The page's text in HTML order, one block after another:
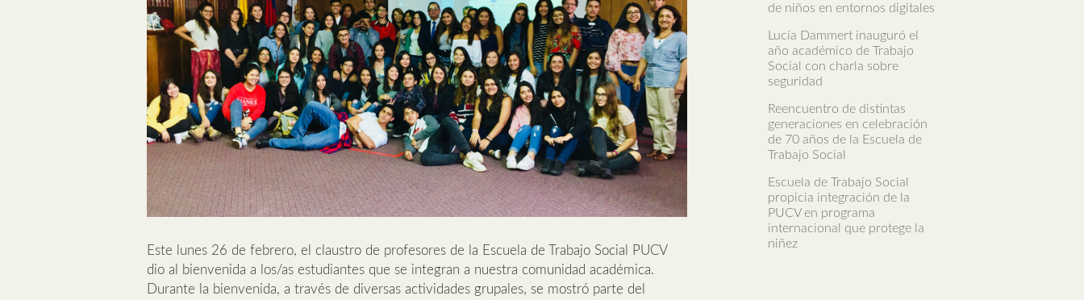
Este lunes 26 de febrero, el claustro de profesores de la Escuela de Trabajo Social PUCV
dio al bienvenida a los/as estudiantes que se integran a nuestra comunidad académica.
Durante la bienvenida, a través de diversas actividades grupales, se mostró parte del
de niños en entornos digitales
Lucía Dammert inauguró el
año académico de Trabajo
Social con charla sobre
seguridad
Reencuentro de distintas
generaciones en celebración
de 70 años de la Escuela de
Trabajo Social
Escuela de Trabajo Social
propicia integración de la
PUCV en programa
internacional que protege la
niñez